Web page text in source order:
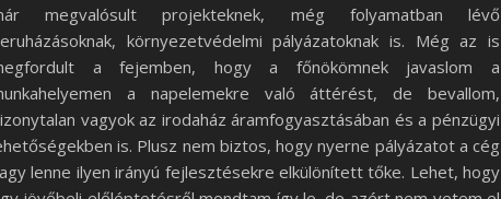
megvalósult projekteknek, még folyamatban lévő
környezetvédelmi pályázatoknak is. Még az is
a fejemben, hogy a főnökömnek javaslom a
a napelemekre való áttérést, de bevallom,
vagyok az irodaház áramfogyasztásában és a pénzügyi
is. Plusz nem biztos, hogy nyerne pályázatot a cég
lenne ilyen irányú fejlesztésekre elkülönített tőke. Lehet, hogy